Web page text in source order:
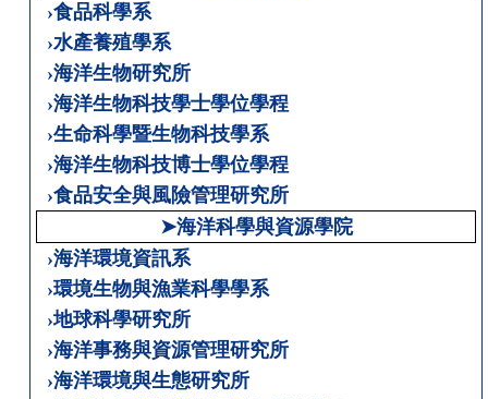
›食品科學系
›水產養殖學系
›海洋生物研究所
›海洋生物科技學士學位學程
›生命科學暨生物科技學系
›海洋生物科技博士學位學程
›食品安全與風險管理研究所
➤海洋科學與資源學院
›海洋環境資訊系
›環境生物與漁業科學學系
›地球科學研究所
›海洋事務與資源管理研究所
›海洋環境與生態研究所